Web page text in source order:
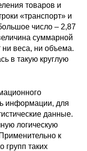
товаров и
«транспорт» и
число – 2,87
суммарной
ни веса, ни объема.
в такую круглую
информации, для
данные.
логическую
к
таких